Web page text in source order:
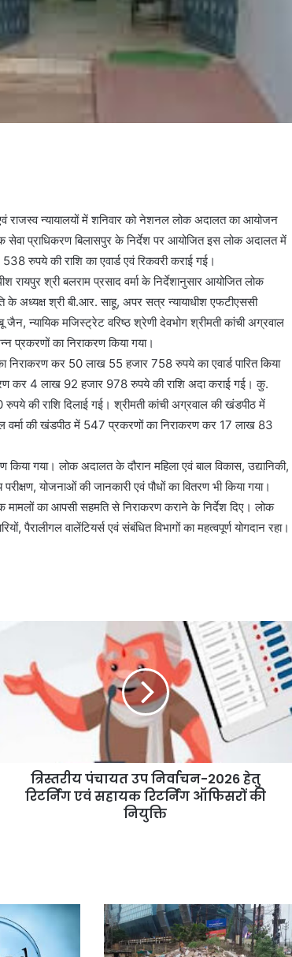
राजस्व न्यायालयों में शनिवार को नेशनल लोक अदालत का आयोजन
सेवा प्राधिकरण बिलासपुर के निर्देश पर आयोजित इस लोक अदालत में
रुपये की राशि का एवार्ड एवं रिकवरी कराई गई।
रायपुर श्री बलराम प्रसाद वर्मा के निर्देशानुसार आयोजित लोक
के अध्यक्ष श्री बी.आर. साहू, अपर सत्र न्यायाधीश एफटीएससी
न्यायिक मजिस्ट्रेट वरिष्ठ श्रेणी देवभोग श्रीमती कांची अग्रवाल
प्रकरणों का निराकरण किया गया।
कर 50 लाख 55 हजार 758 रुपये का एवार्ड पारित किया
कर 4 लाख 92 हजार 978 रुपये की राशि अदा कराई गई। कु.
की राशि दिलाई गई। श्रीमती कांची अग्रवाल की खंडपीठ में
की खंडपीठ में 547 प्रकरणों का निराकरण कर 17 लाख 83
गया। लोक अदालत के दौरान महिला एवं बाल विकास, उद्यानिकी,
परीक्षण, योजनाओं की जानकारी एवं पौधों का वितरण भी किया गया।
मामलों का आपसी सहमति से निराकरण कराने के निर्देश दिए। लोक
पैरालीगल वालेंटियर्स एवं संबंधित विभागों का महत्वपूर्ण योगदान रहा।
त्रिस्तरीय पंचायत उप निर्वाचन-2026 हेतु
रिटर्निंग एवं सहायक रिटर्निंग ऑफिसरों की
नियुक्ति